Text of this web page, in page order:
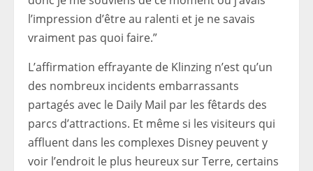
l’impression d’être au ralenti et je ne savais
vraiment pas quoi faire.”
L’affirmation effrayante de Klinzing n’est qu’un
des nombreux incidents embarrassants
partagés avec le Daily Mail par les fêtards des
parcs d’attractions. Et même si les visiteurs qui
affluent dans les complexes Disney peuvent y
voir l’endroit le plus heureux sur Terre, certains